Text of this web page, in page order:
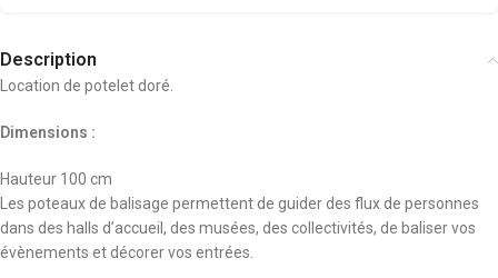
Description
Location de potelet doré.
Dimensions :
Hauteur 100 cm
Les poteaux de balisage permettent de guider des flux de personnes
dans des halls d’accueil, des musées, des collectivités, de baliser vos
évènements et décorer vos entrées.